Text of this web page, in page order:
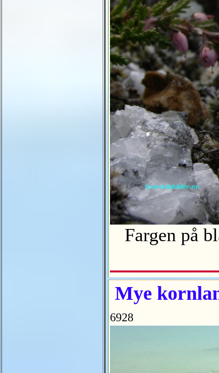
Fargen på
Mye
6928